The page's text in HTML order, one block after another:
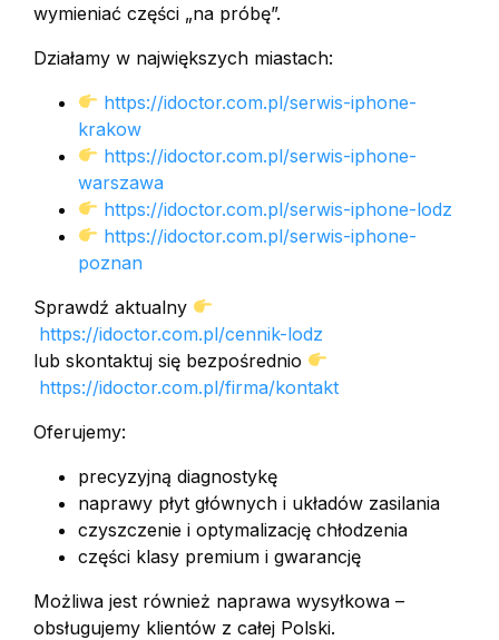
wymieniać części „na próbę”.
Działamy w największych miastach:
https://idoctor.com.pl/serwis-iphone-
krakow
https://idoctor.com.pl/serwis-iphone-
warszawa
https://idoctor.com.pl/serwis-iphone-lodz
https://idoctor.com.pl/serwis-iphone-
poznan
Sprawdź aktualny
https://idoctor.com.pl/cennik-lodz
lub skontaktuj się bezpośrednio
https://idoctor.com.pl/firma/kontakt
Oferujemy:
precyzyjną diagnostykę
naprawy płyt głównych i układów zasilania
czyszczenie i optymalizację chłodzenia
części klasy premium i gwarancję
Możliwa jest również naprawa wysyłkowa –
obsługujemy klientów z całej Polski.